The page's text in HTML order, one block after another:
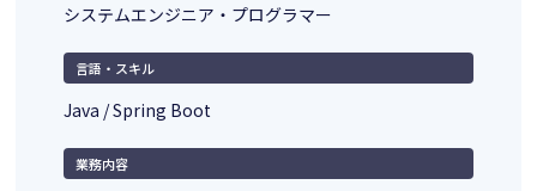
システムエンジニア・プログラマー
言語・スキル
Java / Spring Boot
業務内容